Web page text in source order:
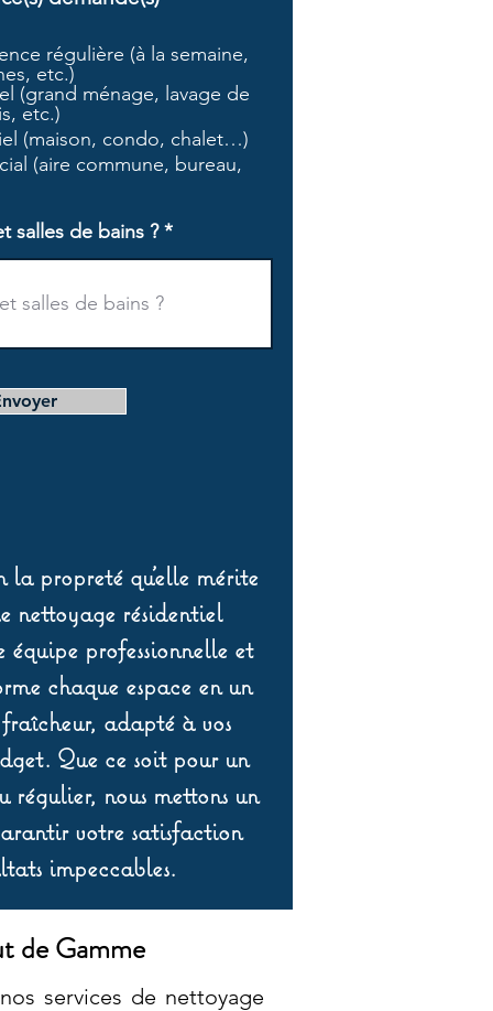
i
a
o
i
régulière (à la semaine,
etc.)
(grand ménage, lavage de
etc.)
(maison, condo, chalet…)
(aire commune, bureau,
salles de bains ?
propreté qu’elle mérite
nettoyage résidentiel
professionnelle et
chaque espace en un
adapté à vos
Que ce soit pour un
régulier, nous mettons un
votre satisfaction
impeccables.
de Gamme
services de nettoyage